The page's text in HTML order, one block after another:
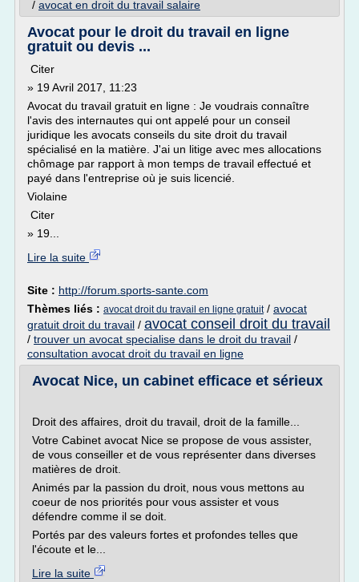
/ avocat en droit du travail salaire
Avocat pour le droit du travail en ligne
gratuit ou devis ...
Citer
» 19 Avril 2017, 11:23
Avocat du travail gratuit en ligne : Je voudrais connaître
l'avis des internautes qui ont appelé pour un conseil
juridique les avocats conseils du site droit du travail
spécialisé en la matière. J'ai un litige avec mes allocations
chômage par rapport à mon temps de travail effectué et
payé dans l'entreprise où je suis licencié.
Violaine
Citer
» 19...
Lire la suite
Site : http://forum.sports-sante.com
Thèmes liés : avocat droit du travail en ligne gratuit/ avocat
gratuit droit du travail / avocat conseil droit du travail
/ trouver un avocat specialise dans le droit du travail /
consultation avocat droit du travail en ligne
Avocat Nice, un cabinet efficace et sérieux
Droit des affaires, droit du travail, droit de la famille...
Votre Cabinet avocat Nice se propose de vous assister,
de vous conseiller et de vous représenter dans diverses
matières de droit.
Animés par la passion du droit, nous vous mettons au
coeur de nos priorités pour vous assister et vous
défendre comme il se doit.
Portés par des valeurs fortes et profondes telles que
l'écoute et le...
Lire la suite